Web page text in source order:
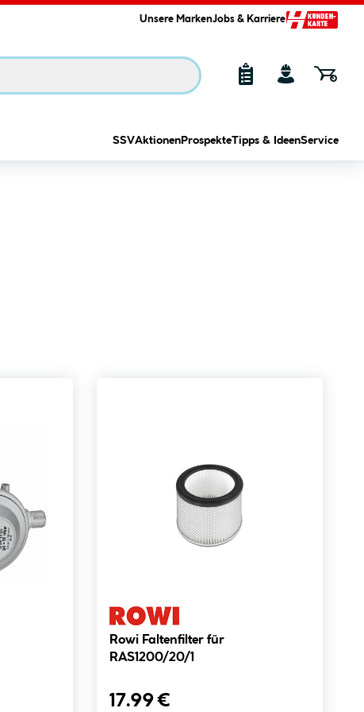
Unsere MarkenJobs & Karriere
SSVAktionen ProspekteTipps & IdeenService
Rowi Faltenfilter für
RAS1200/20/1
17.99 €